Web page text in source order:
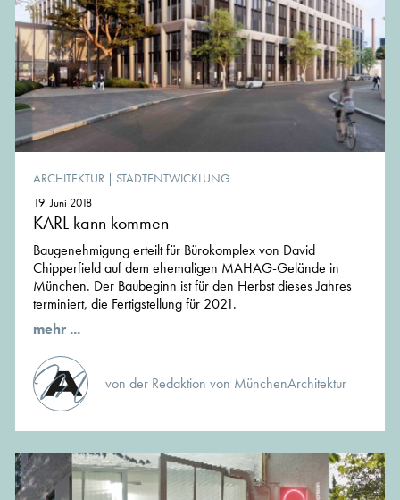
ARCHITEKTUR | STADTENTWICKLUNG
19. Juni 2018
KARL kann kommen
Baugenehmigung erteilt für Bürokomplex von David
Chipperfield auf dem ehemaligen MAHAG-Gelände in
München. Der Baubeginn ist für den Herbst dieses Jahres
terminiert, die Fertigstellung für 2021.
mehr ...
von der Redaktion von MünchenArchitektur